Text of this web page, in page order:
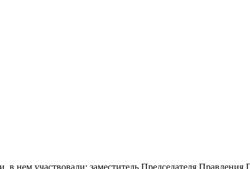
в нем участвовали: заместитель Председателя